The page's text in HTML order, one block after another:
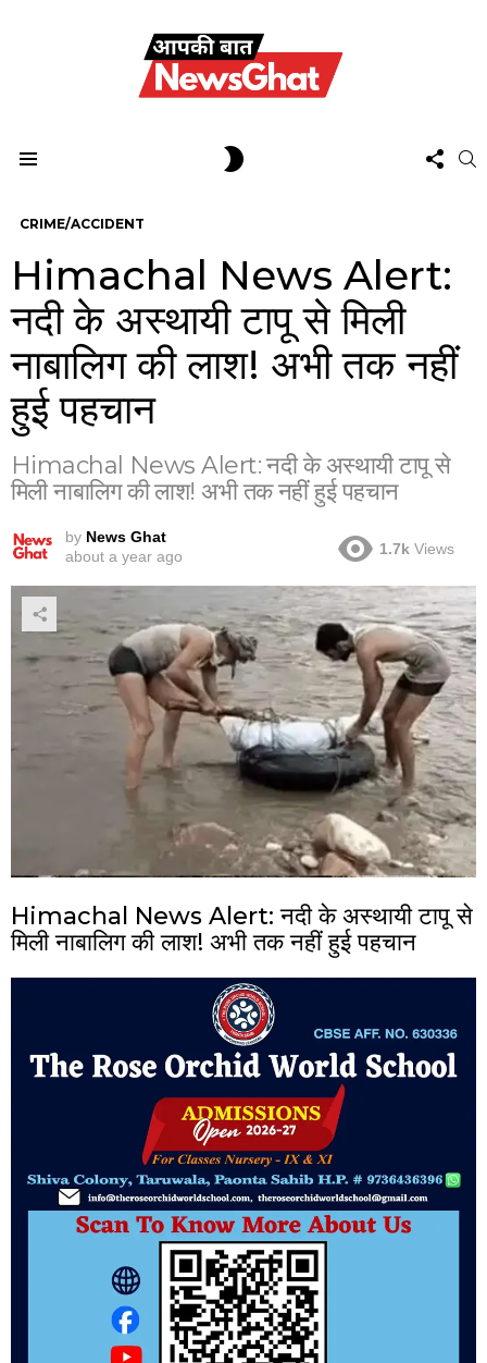
US
CRIME/ACCIDENT
Himachal News Alert:
नदी के अस्थायी टापू से मिली
नाबालिग की लाश! अभी तक नहीं
हुई पहचान
Himachal News Alert: नदी के अस्थायी टापू से
मिली नाबालिग की लाश! अभी तक नहीं हुई पहचान
by News Ghat
about a year ago
1.7k Views
Himachal News Alert: नदी के अस्थायी टापू से
मिली नाबालिग की लाश! अभी तक नहीं हुई पहचान